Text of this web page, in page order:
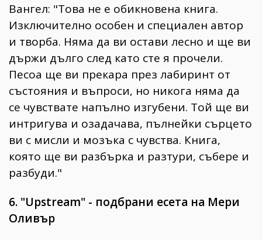
Вангел: "Това не е обикновена книга.
Изключително особен и специален автор
и творба. Няма да ви остави лесно и ще ви
държи дълго след като сте я прочели.
Песоа ще ви прекара през лабиринт от
състояния и въпроси, но никога няма да
се чувствате напълно изгубени. Той ще ви
интригува и озадачава, пълнейки сърцето
ви с мисли и мозъка с чувства. Книга,
която ще ви разбърка и разтури, събере и
разбуди."
6. "Upstream" - подбрани есета на Мери
Оливър